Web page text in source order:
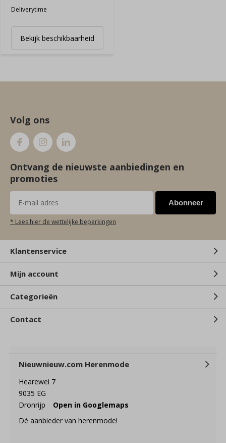
Deliverytime
Bekijk beschikbaarheid
Volg ons
Ontvang de nieuwste aanbiedingen en
promoties
Abonneer
* Lees hier de wettelijke beperkingen
Klantenservice
Mijn account
Categorieën
Contact
Nieuwnieuw.com Herenmode
Hearewei 7
9035 EG
Dronrijp
Open in Googlemaps
Dé aanbieder van herenmode!